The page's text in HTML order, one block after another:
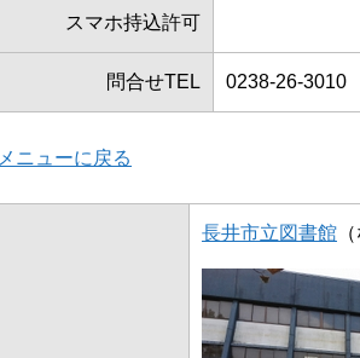
スマホ持込許可
問合せTEL 0238-26-3010
メニューに戻る
長井市立図書館